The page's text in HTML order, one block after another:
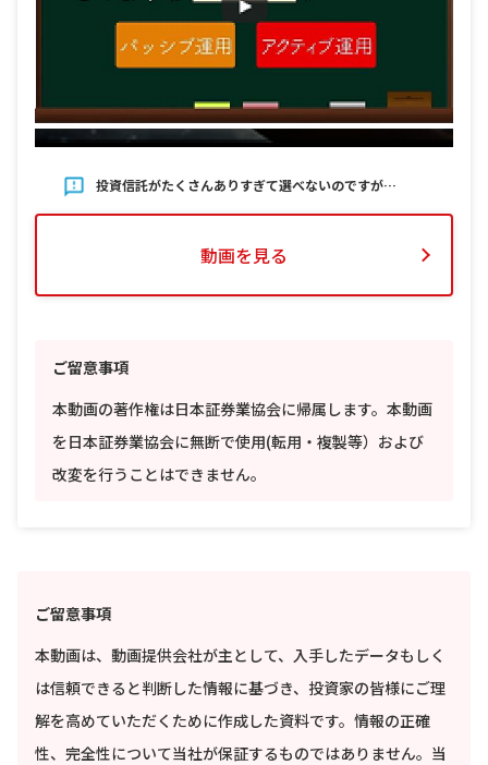
投資信託がたくさんありすぎて選べないのですが…
動画を見る
ご留意事項
本動画の著作権は日本証券業協会に帰属します。本動画
を日本証券業協会に無断で使用(転用・複製等）および
改変を行うことはできません。
ご留意事項
本動画は、動画提供会社が主として、入手したデータもしく
は信頼できると判断した情報に基づき、投資家の皆様にご理
解を高めていただくために作成した資料です。情報の正確
性、完全性について当社が保証するものではありません。当